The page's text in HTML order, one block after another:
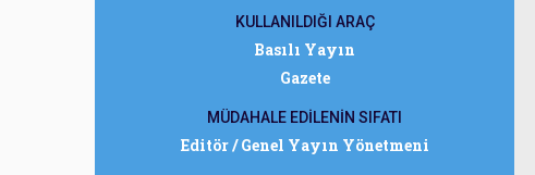
KULLANILDIĞI ARAÇ
Basılı Yayın
Gazete
MÜDAHALE EDİLENİN SIFATI
Editör / Genel Yayın Yönetmeni